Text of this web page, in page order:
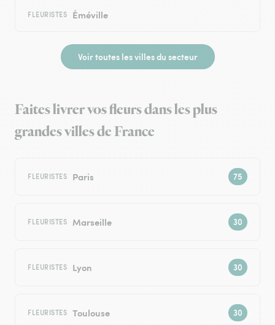
FLEURISTES Éméville
Voir toutes les villes du secteur
Faites livrer vos fleurs dans les plus
grandes villes de France
FLEURISTES Paris
FLEURISTES Marseille
FLEURISTES Lyon
FLEURISTES Toulouse